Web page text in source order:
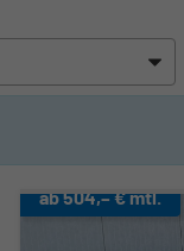
ab 504,– € mtl.